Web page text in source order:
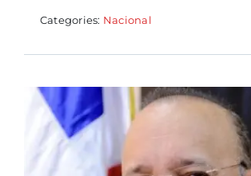
Categories: Nacional